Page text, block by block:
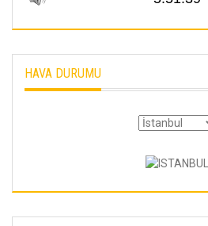
HAVA DURUMU